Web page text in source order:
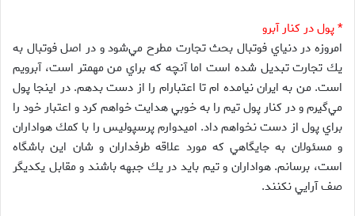
* پول در كنار آبرو
امروزه در دنياي فوتبال بحث تجارت مطرح مي‌شود و در اصل فوتبال به
يك تجارت تبديل شده است اما آنچه كه براي من مهمتر است، آبرويم
است. من به ايران نيامده ام تا اعتبارام را از دست بدهم. در اينجا پول
مي‌گيرم و در كنار پول تيم را به خوبي هدايت خواهم كرد و اعتبار خود را
براي پول از دست نخواهم داد. اميدوارم پرسپوليس را با كمك هواداران
و مسئولان به جايگاهي كه مورد علاقه طرفداران و شان اين باشگاه
است، برسانم. هواداران و تيم بايد در يك جبهه باشند و مقابل يكديگر
صف آرايي نكنند.